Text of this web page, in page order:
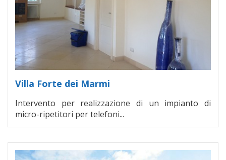
Villa Forte dei Marmi
Intervento per realizzazione di un impianto di
micro-ripetitori per telefoni...